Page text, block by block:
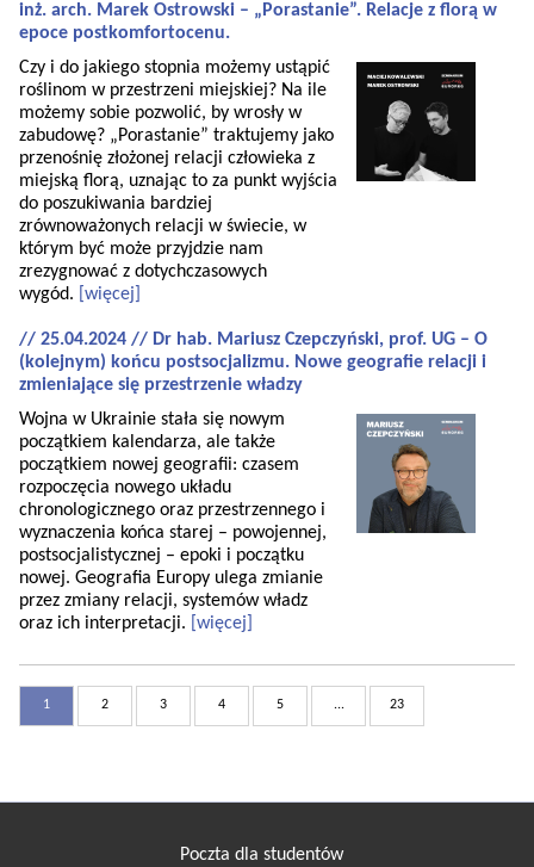
inż. arch. Marek Ostrowski – „Porastanie”. Relacje z florą w
epoce postkomfortocenu.
Czy i do jakiego stopnia możemy ustąpić
roślinom w przestrzeni miejskiej? Na ile
możemy sobie pozwolić, by wrosły w
zabudowę? „Porastanie” traktujemy jako
przenośnię złożonej relacji człowieka z
miejską florą, uznając to za punkt wyjścia
do poszukiwania bardziej
zrównoważonych relacji w świecie, w
którym być może przyjdzie nam
zrezygnować z dotychczasowych
wygód.
[więcej]
// 25.04.2024 // Dr hab. Mariusz Czepczyński, prof. UG – O
(kolejnym) końcu postsocjalizmu. Nowe geografie relacji i
zmieniające się przestrzenie władzy
Wojna w Ukrainie stała się nowym
początkiem kalendarza, ale także
początkiem nowej geografii: czasem
rozpoczęcia nowego układu
chronologicznego oraz przestrzennego i
wyznaczenia końca starej – powojennej,
postsocjalistycznej – epoki i początku
nowej. Geografia Europy ulega zmianie
przez zmiany relacji, systemów władz
oraz ich interpretacji.
[więcej]
1 2 3 4 5 ... 23
Poczta dla studentów